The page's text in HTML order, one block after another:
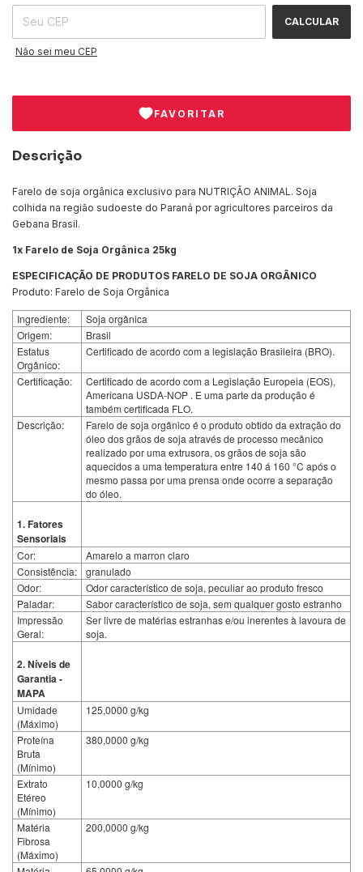
CALCULAR
Não sei meu CEP
FAVORITAR
Descrição
Farelo de soja orgânica exclusivo para NUTRIÇÃO ANIMAL. Soja
colhida na região sudoeste do Paraná por agricultores parceiros da
Gebana Brasil.
1x Farelo de Soja Orgânica 25kg
ESPECIFICAÇÃO DE PRODUTOS FARELO DE SOJA ORGÂNICO
Produto: Farelo de Soja Orgânica
Ingrediente:
Soja orgânica
Origem:
Brasil
Estatus
Orgânico:
Certificado de acordo com a legislação Brasileira (BRO).
Certificação:
Certificado de acordo com a Legislação Europeia (EOS),
Americana USDA-NOP . E uma parte da produção é
também certificada FLO.
Descrição:
Farelo de soja orgânico é o produto obtido da extração do
óleo dos grãos de soja através de processo mecânico
realizado por uma extrusora, os grãos de soja são
aquecidos a uma temperatura entre 140 á 160 °C após o
mesmo passa por uma prensa onde ocorre a separação
do óleo.
1. Fatores
Sensoriais
Cor:
Amarelo a marron claro
Consistência:
granulado
Odor:
Odor característico de soja, peculiar ao produto fresco
Paladar:
Sabor característico de soja, sem qualquer gosto estranho
Impressão
Geral:
Ser livre de matérias estranhas e/ou inerentes à lavoura de
soja.
2. Níveis de
Garantia -
MAPA
Umidade
(Máximo)
125,0000 g/kg
Proteína
Bruta
(Mínimo)
380,0000 g/kg
Extrato
Etéreo
(Mínimo)
10,0000 g/kg
Matéria
Fibrosa
(Máximo)
200,0000 g/kg